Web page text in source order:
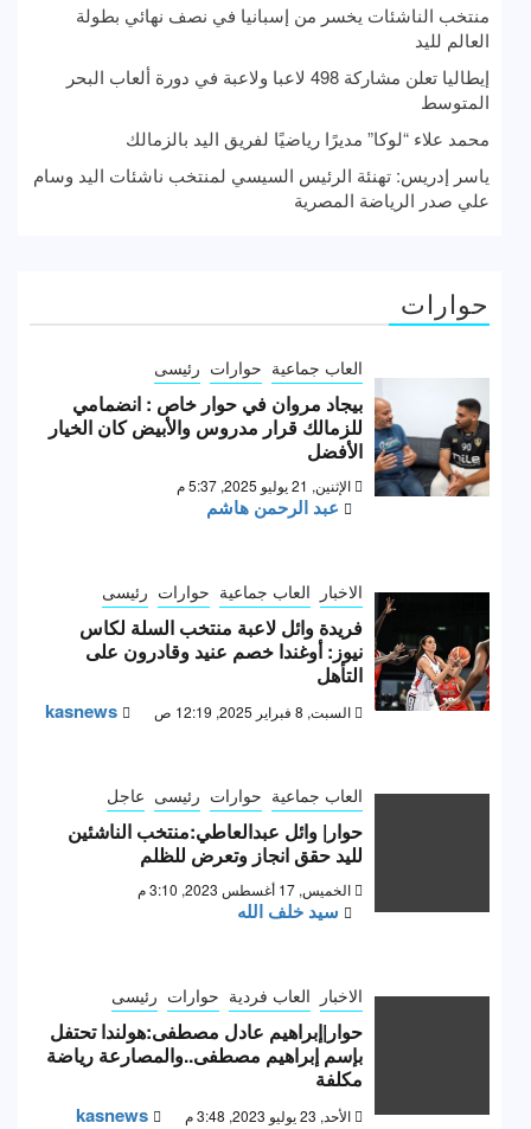
منتخب الناشئات يخسر من إسبانيا في نصف نهائي بطولة
العالم لليد
إيطاليا تعلن مشاركة 498 لاعبا ولاعبة في دورة ألعاب البحر
المتوسط
محمد علاء “لوكا” مديرًا رياضيًا لفريق اليد بالزمالك
ياسر إدريس: تهنئة الرئيس السيسي لمنتخب ناشئات اليد وسام
علي صدر الرياضة المصرية
حوارات
العاب جماعية حوارات رئيسى
بيجاد مروان في حوار خاص : انضمامي
للزمالك قرار مدروس والأبيض كان الخيار
الأفضل
الإثنين, 21 يوليو 2025, 5:37 م
عبد الرحمن هاشم
الاخبار العاب جماعية حوارات رئيسى
فريدة وائل لاعبة منتخب السلة لكاس
نيوز: أوغندا خصم عنيد وقادرون على
التأهل
السبت, 8 فبراير 2025, 12:19 ص kasnews
العاب جماعية حوارات رئيسى عاجل
حوار| وائل عبدالعاطي:منتخب الناشئين
لليد حقق انجاز وتعرض للظلم
الخميس, 17 أغسطس 2023, 3:10 م
سيد خلف الله
الاخبار العاب فردية حوارات رئيسى
حوار|إبراهيم عادل مصطفى:هولندا تحتفل
بإسم إبراهيم مصطفى..والمصارعة رياضة
مكلفة
الأحد, 23 يوليو 2023, 3:48 م kasnews